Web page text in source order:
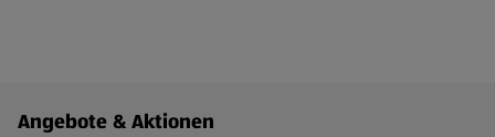
Fußzeilenmenü - weitere Links
Angebote & Aktionen